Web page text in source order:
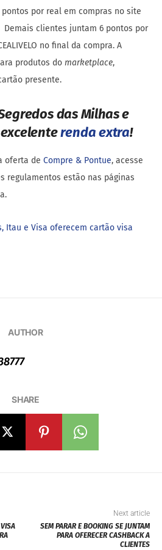
por real em compras no site
clientes juntam 6 pontos por
no final da compra. A
produtos do marketplace,
presente.
das Milhas e
renda extra!
oferta de Compre & Pontue, acesse
regulamentos estão nas páginas
Itau e Visa oferecem cartão visa
AUTHOR
SHARE
Next article
SEM PARAR E BOOKING SE JUNTAM
PARA OFERECER CASHBACK A
CLIENTES